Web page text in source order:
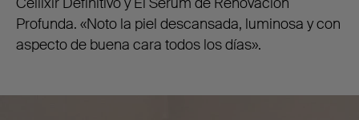
Profunda. «Noto la piel descansada, luminosa y con
aspecto de buena cara todos los días».